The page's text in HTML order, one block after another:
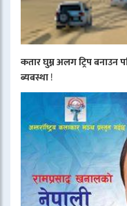
कतार घुम्न अलग ट्रिप बनाउन
ब्यबस्था!